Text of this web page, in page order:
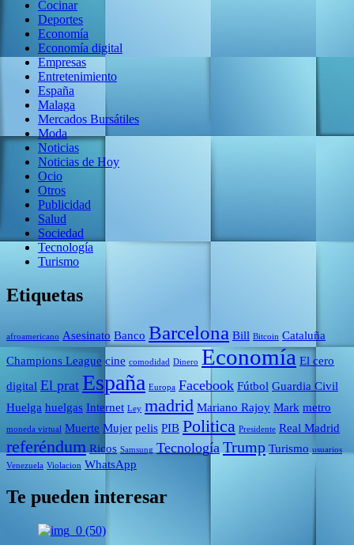
Cocinar
Deportes
Economía
Economía digital
Empresas
Entretenimiento
España
Malaga
Mercados Bursátiles
Moda
Noticias
Noticias de Hoy
Ocio
Otros
Publicidad
Salud
Sociedad
Tecnología
Turismo
Etiquetas
afroamericano Asesinato Banco Barcelona Bill Bitcoin Cataluña
Champions League cine comodidad Dinero Economía El cero
digital El prat España Europa Facebook Fútbol Guardia Civil
Huelga huelgas Internet Ley madrid Mariano Rajoy Mark metro
moneda virtual Muerte Mujer pelis PIB Politica Presidente Real Madrid
referéndum Ricos Samsung Tecnología Trump Turismo usuarios
Venezuela Violacion WhatsApp
Te pueden interesar